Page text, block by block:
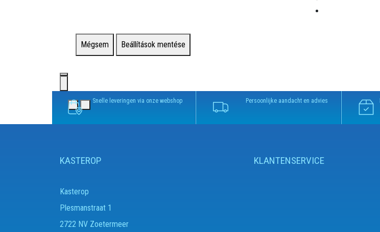
Mégsem Beállítások mentése
Snelle leveringen via onze webshop Persoonlijke aandacht en advies
KASTEROP
Kasterop
Plesmanstraat 1
2722 NV Zoetermeer
KLANTENSERVICE